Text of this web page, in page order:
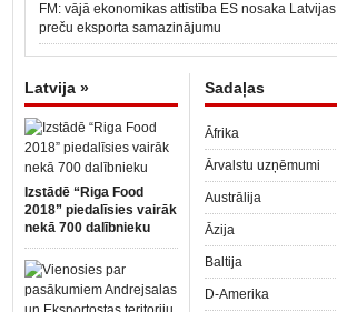
FM: vājā ekonomikas attīstība ES nosaka Latvijas
preču eksporta samazinājumu
Latvija »
Izstādē “Riga Food
2018” piedalīsies vairāk
nekā 700 dalībnieku
Sadaļas
Āfrika
Ārvalstu uzņēmumi
Austrālija
Āzija
Baltija
D-Amerika